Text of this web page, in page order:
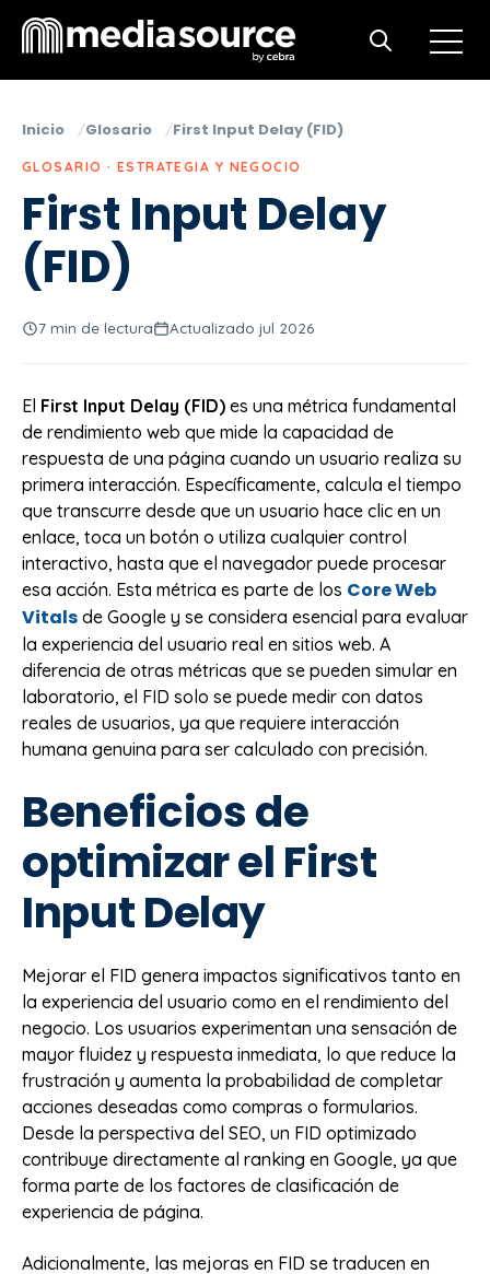
Open
Open search
Inicio Glosario First Input Delay (FID)
GLOSARIO · ESTRATEGIA Y NEGOCIO
First Input Delay
(FID)
7 min de lectura Actualizado jul 2026
El First Input Delay (FID) es una métrica fundamental
de rendimiento web que mide la capacidad de
respuesta de una página cuando un usuario realiza su
primera interacción. Específicamente, calcula el tiempo
que transcurre desde que un usuario hace clic en un
enlace, toca un botón o utiliza cualquier control
interactivo, hasta que el navegador puede procesar
esa acción. Esta métrica es parte de los Core Web
Vitals de Google y se considera esencial para evaluar
la experiencia del usuario real en sitios web. A
diferencia de otras métricas que se pueden simular en
laboratorio, el FID solo se puede medir con datos
reales de usuarios, ya que requiere interacción
humana genuina para ser calculado con precisión.
Beneficios de
optimizar el First
Input Delay
Mejorar el FID genera impactos significativos tanto en
la experiencia del usuario como en el rendimiento del
negocio. Los usuarios experimentan una sensación de
mayor fluidez y respuesta inmediata, lo que reduce la
frustración y aumenta la probabilidad de completar
acciones deseadas como compras o formularios.
Desde la perspectiva del SEO, un FID optimizado
contribuye directamente al ranking en Google, ya que
forma parte de los factores de clasificación de
experiencia de página.
Adicionalmente, las mejoras en FID se traducen en